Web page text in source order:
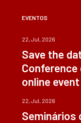
EVENTOS
22, Jul, 2026
Save the
Conference
online
22, Jul, 2026
Seminários